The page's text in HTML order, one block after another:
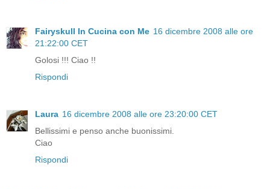
Fairyskull In Cucina con Me 16 dicembre 2008 alle ore
21:22:00 CET
Golosi !!! Ciao !!
Rispondi
Laura 16 dicembre 2008 alle ore 23:20:00 CET
Bellissimi e penso anche buonissimi.
Ciao
Rispondi